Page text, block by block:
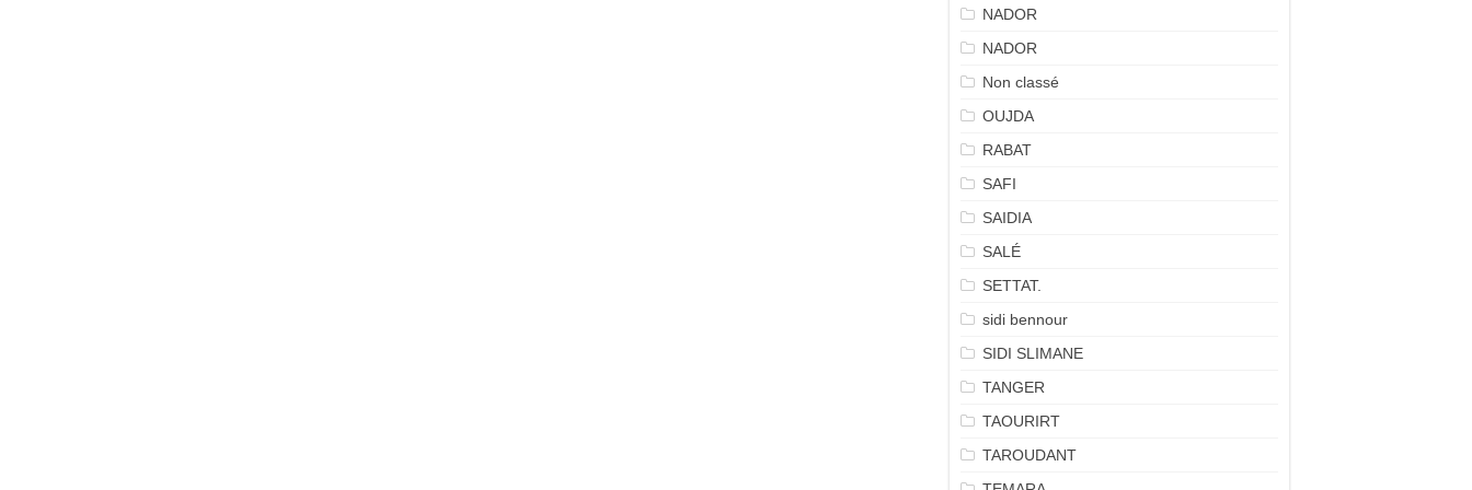
NADOR
NADOR
Non classé
OUJDA
RABAT
SAFI
SAIDIA
SALÉ
SETTAT.
sidi bennour
SIDI SLIMANE
TANGER
TAOURIRT
TAROUDANT